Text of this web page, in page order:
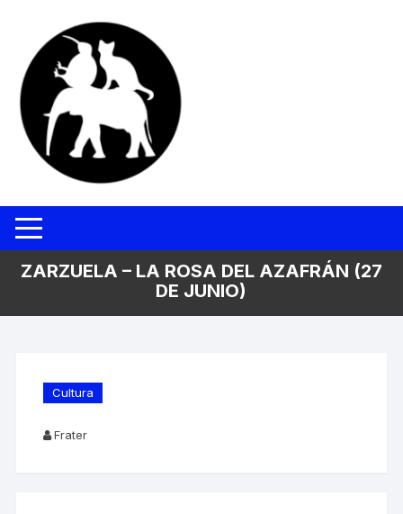
contenido
ZARZUELA – LA ROSA DEL AZAFRÁN (27
DE JUNIO)
Cultura
Frater